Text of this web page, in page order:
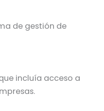
de gestión de
incluía acceso a